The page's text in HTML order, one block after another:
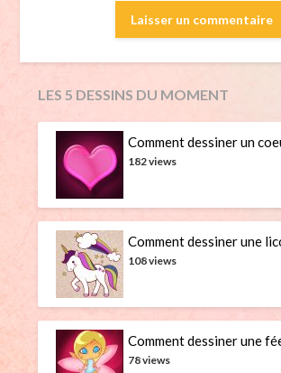
LES 5 DESSINS DU MOMENT
Comment dessiner un
182 views
Comment dessiner une
108 views
Comment dessiner une
78 views